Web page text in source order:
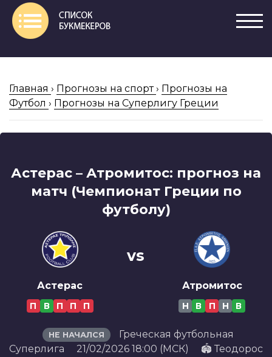
Главная › Прогнозы на спорт › Прогнозы на
Футбол › Прогнозы на Суперлигу Греции
Астерас – Атромитос: прогноз на
матч (Чемпионат Греции по
футболу)
Астерас
П В П П П
vs
Атромитос
Н В П Н В
НЕ НАЧАЛСЯ
Греческая футбольная
Суперлига
21/02/2026 18:00 (МСК)
🏟️ Теодорос